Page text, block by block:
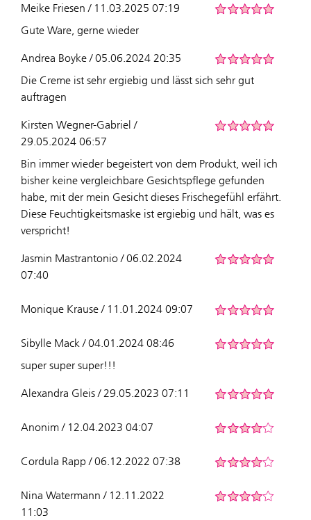
Meike Friesen / 11.03.2025 07:19
Gute Ware, gerne wieder
Andrea Boyke / 05.06.2024 20:35
Die Creme ist sehr ergiebig und lässt sich sehr gut
auftragen
Kirsten Wegner-Gabriel /
29.05.2024 06:57
Bin immer wieder begeistert von dem Produkt, weil ich
bisher keine vergleichbare Gesichtspflege gefunden
habe, mit der mein Gesicht dieses Frischegefühl erfährt.
Diese Feuchtigkeitsmaske ist ergiebig und hält, was es
verspricht!
Jasmin Mastrantonio / 06.02.2024
07:40
Monique Krause / 11.01.2024 09:07
Sibylle Mack / 04.01.2024 08:46
super super super!!!
Alexandra Gleis / 29.05.2023 07:11
Anonim / 12.04.2023 04:07
Cordula Rapp / 06.12.2022 07:38
Nina Watermann / 12.11.2022
11:03